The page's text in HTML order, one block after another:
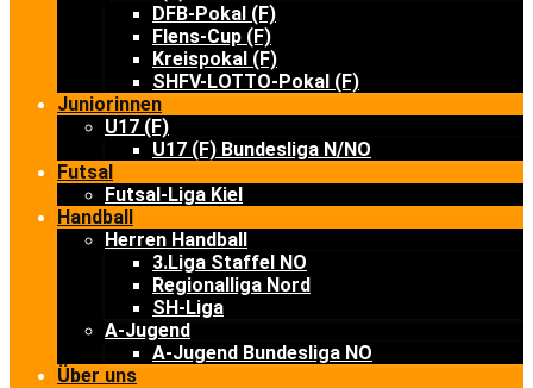
DFB-Pokal (F)
Flens-Cup (F)
Kreispokal (F)
SHFV-LOTTO-Pokal (F)
Juniorinnen
U17 (F)
U17 (F) Bundesliga N/NO
Futsal
Futsal-Liga Kiel
Handball
Herren Handball
3.Liga Staffel NO
Regionalliga Nord
SH-Liga
A-Jugend
A-Jugend Bundesliga NO
Über uns